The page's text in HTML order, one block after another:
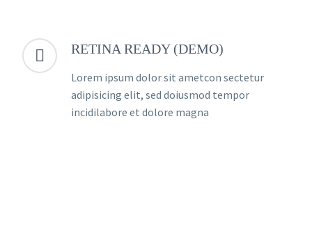

 RETINA READY (DEMO)
Lorem ipsum dolor sit ametcon sectetur
adipisicing elit, sed doiusmod tempor
incidilabore et dolore magna